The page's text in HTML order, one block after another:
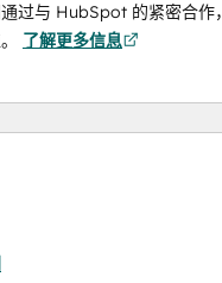
过与 HubSpot 的紧密合作，
了解更多信息